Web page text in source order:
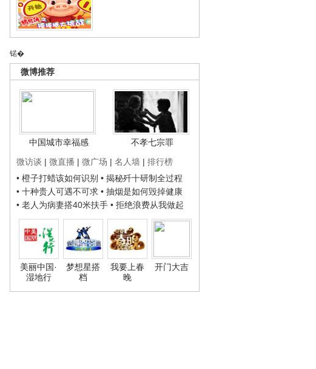
锘�
微博推荐
中国城市幸福感
不孝七宗罪
微访谈 | 微直播 | 微广场 | 名人墙 | 排行榜
• 橙子打蜡该如何识别 • 揭秘歼十研制全过程
• 十种贵人可遇不可求 • 抽烟是如何毁掉健康
• 老人为病妻搭40米扶手 • 拒绝浪费从我做起
美丽中国·
湿地行
梦想星搭
档
我要上春
晚
开门大吉